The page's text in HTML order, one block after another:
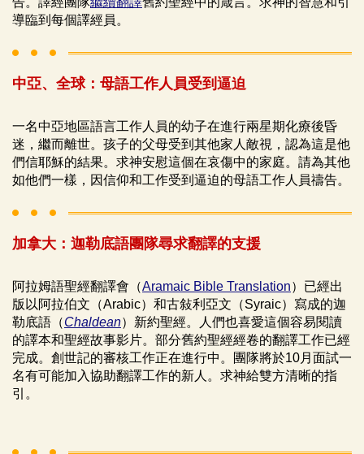
導臨到每個譯經員。
中亞、全球：母語工作人員受到逼迫
一名中亞地區語言工作人員的幼子在進行兩星期化療後昏
迷，繼而離世。孩子的父母受到其他家人敵視，認為這是他
們信耶穌的結果。求神安慰這個在哀傷中的家庭。請為其他
如他們一樣，因信仰和工作受到逼迫的母語工作人員禱告。
加拿大：迦勒底語團隊尋求翻譯的支援
阿拉姆語聖經翻譯會（Aramaic Bible Translation）已經出
版以阿拉伯文（Arabic）和古敍利亞文（Syraic）寫成的迦
勒底語（Chaldean）新約聖經。人們也喜愛這個容易閱讀
的譯本和聖經故事影片。部分舊約聖經經卷的翻譯工作已經
完成。創世記的審核工作正在進行中。團隊將於10月面試一
名有可能加入協助翻譯工作的新人。求神給雙方清晰的指
引。